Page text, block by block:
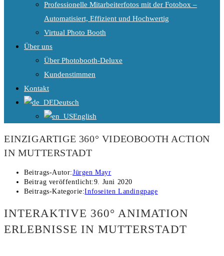
Professionelle Mitarbeiterfotos mit der Fotobox –
Automatisiert, Effizient und Hochwertig
Virtual Photo Booth
Über uns
Über Photobooth-Deluxe
Kundenstimmen
Kontakt
Deutsch
English
EINZIGARTIGE 360° VIDEOBOOTH ACTION
IN MUTTERSTADT
Beitrags-Autor:Jürgen Mayr
Beitrag veröffentlicht:9. Juni 2020
Beitrags-Kategorie:Infoseiten Landingpage
INTERAKTIVE 360° ANIMATION
ERLEBNISSE IN MUTTERSTADT